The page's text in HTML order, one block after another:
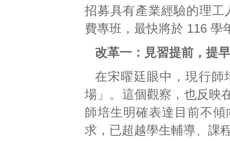
招募具有產業經驗的理
費專班，最快將於 116 學
改革一：見習提前，提
在宋曜廷眼中，現行師
場」。這個觀察，也反映
師培生明確表達目前不
求，已超越學生輔導、課